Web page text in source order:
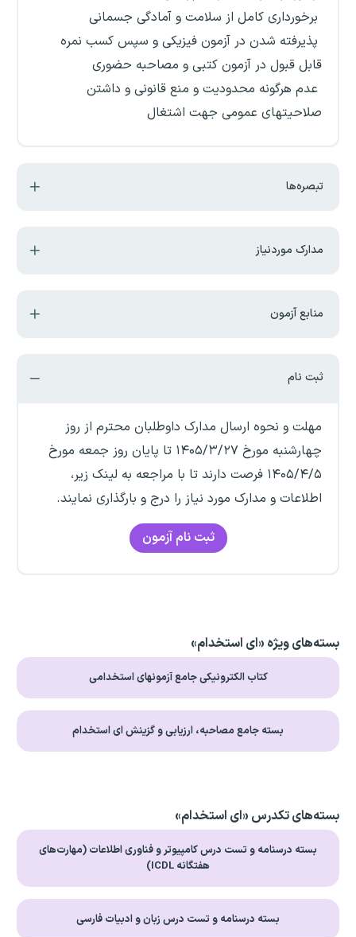
برخورداری کامل از سلامت و آمادگی جسمانی
پذیرفته شدن در آزمون فیزیکی و سپس کسب نمره
قابل قبول در آزمون کتبی و مصاحبه حضوری
عدم هرگونه محدودیت و منع قانونی و داشتن
صلاحیتهای عمومی جهت اشتغال
تبصره‌ها
مدارک موردنیاز
منابع آزمون
ثبت نام
مهلت و نحوه ارسال مدارک داوطلبان محترم از روز
چهارشنبه مورخ ۱۴۰۵/۳/۲۷ تا پایان روز جمعه مورخ
۱۴۰۵/۴/۵ فرصت دارند تا با مراجعه به لینک زیر،
اطلاعات و مدارک مورد نیاز را درج و بارگذاری نمایند.
ثبت نام آزمون
بسته‌های ویژه «ای استخدام»
کتاب الکترونیکی جامع آزمونهای استخدامی
بسته جامع مصاحبه، ارزیابی و گزینش ای استخدام
بسته‌های تکدرس «ای استخدام»
بسته درسنامه و تست درس کامپیوتر و فناوری اطلاعات (مهارت‌های
هفتگانه ICDL)
بسته درسنامه و تست درس زبان و ادبیات فارسی